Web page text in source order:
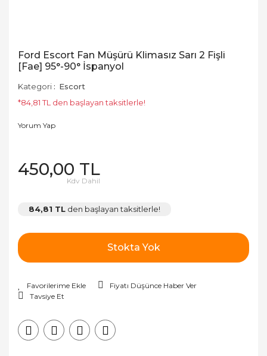
Ford Escort Fan Müşürü Klimasız Sarı 2 Fişli
[Fae] 95°-90° İspanyol
Kategori
Escort
*84,81 TL den başlayan taksitlerle!
Yorum Yap
450,00 TL
Kdv Dahil
84,81 TL den başlayan taksitlerle!
Stokta Yok
Fiyatı Düşünce Haber Ver
Tavsiye Et